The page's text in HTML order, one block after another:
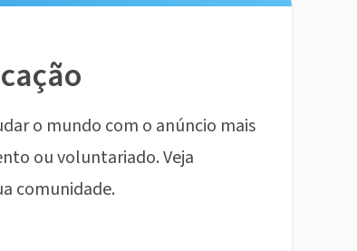
o mundo com o anúncio mais
ou voluntariado. Veja
comunidade.